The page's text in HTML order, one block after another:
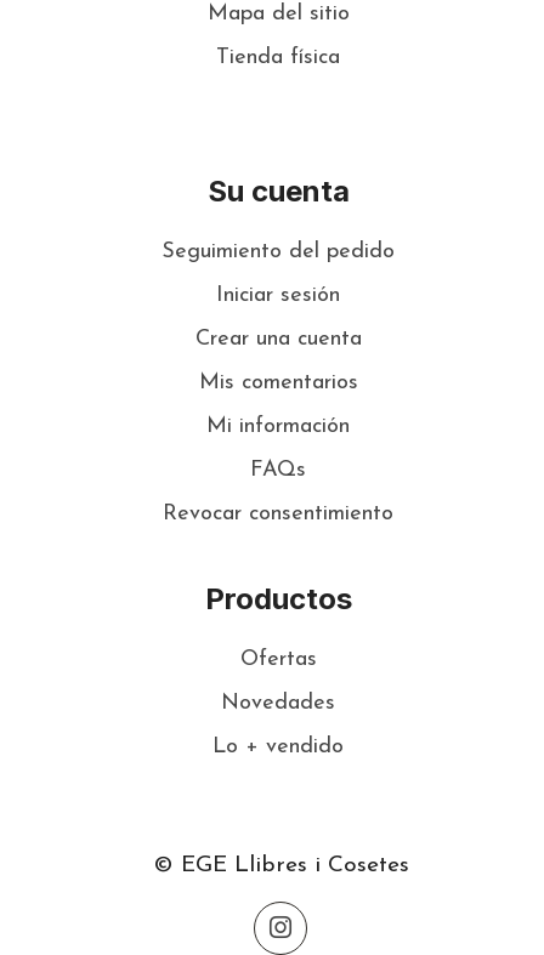
Mapa del sitio
Tienda física
Su cuenta
Seguimiento del pedido
Iniciar sesión
Crear una cuenta
Mis comentarios
Mi información
FAQs
Revocar consentimiento
Productos
Ofertas
Novedades
Lo + vendido
© EGE Llibres i Cosetes